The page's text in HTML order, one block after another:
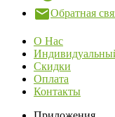
Обратная
О Нас
Скидки
Оплата
Контакты